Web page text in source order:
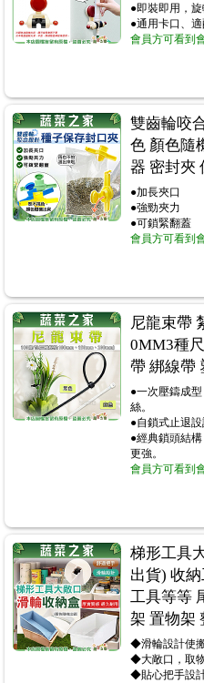
●即裝即用，旋
●通用卡口、適
會員方可看到
雙齒輪咬
色 顏色隨
器 密封夾
●加長夾口
●強勁夾力
●可鎖緊翻蓋
會員方可看到
尼龍束帶
0MM3種
帶 綁線帶
●一次壓鑄成
絲。
●自鎖式止退設
●經典鎖頭結
更強。
會員方可看到
梯形工具
出貨) 收
工具等等
架 置物架
◆滑輪設計使
◆大敞口，取
◆貼心把手設